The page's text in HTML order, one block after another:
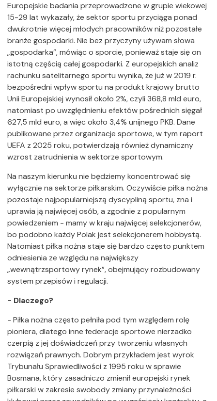
Europejskie badania przeprowadzone w grupie wiekowej
15-29 lat wykazały, że sektor sportu przyciąga ponad
dwukrotnie więcej młodych pracowników niż pozostałe
branże gospodarki. Nie bez przyczyny używam słowa
„gospodarka”, mówiąc o sporcie, ponieważ staje się on
istotną częścią całej gospodarki. Z europejskich analiz
rachunku satelitarnego sportu wynika, że już w 2019 r.
bezpośredni wpływ sportu na produkt krajowy brutto
Unii Europejskiej wynosił około 2%, czyli 368,8 mld euro,
natomiast po uwzględnieniu efektów pośrednich sięgał
627,5 mld euro, a więc około 3,4% unijnego PKB. Dane
publikowane przez organizacje sportowe, w tym raport
UEFA z 2025 roku, potwierdzają również dynamiczny
wzrost zatrudnienia w sektorze sportowym.
Na naszym kierunku nie będziemy koncentrować się
wyłącznie na sektorze piłkarskim. Oczywiście piłka nożna
pozostaje najpopularniejszą dyscypliną sportu, zna i
uprawia ją najwięcej osób, a zgodnie z popularnym
powiedzeniem - mamy w kraju najwięcej selekcjonerów,
bo podobno każdy Polak jest selekcjonerem hobbystą.
Natomiast piłka nożna staje się bardzo często punktem
odniesienia ze względu na największy
„wewnątrzsportowy rynek”, obejmujący rozbudowany
system przepisów i regulacji.
- Dlaczego?
- Piłka nożna często pełniła pod tym względem rolę
pioniera, dlatego inne federacje sportowe nierzadko
czerpią z jej doświadczeń przy tworzeniu własnych
rozwiązań prawnych. Dobrym przykładem jest wyrok
Trybunału Sprawiedliwości z 1995 roku w sprawie
Bosmana, który zasadniczo zmienił europejski rynek
piłkarski w zakresie swobody zmiany przynależności